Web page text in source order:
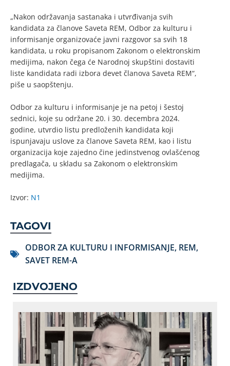
„Nakon održavanja sastanaka i utvrđivanja svih
kandidata za članove Saveta REM, Odbor za kulturu i
informisanje organizovaće javni razgovor sa svih 18
kandidata, u roku propisanom Zakonom o elektronskim
medijima, nakon čega će Narodnoj skupštini dostaviti
liste kandidata radi izbora devet članova Saveta REM“,
piše u saopštenju.
Odbor za kulturu i informisanje je na petoj i šestoj
sednici, koje su održane 20. i 30. decembra 2024.
godine, utvrdio listu predloženih kandidata koji
ispunjavaju uslove za članove Saveta REM, kao i listu
organizacija koje zajedno čine jedinstvenog ovlašćenog
predlagača, u skladu sa Zakonom o elektronskim
medijima.
Izvor: N1
TAGOVI
ODBOR ZA KULTURU I INFORMISANJE, REM,
SAVET REM-A
IZDVOJENO